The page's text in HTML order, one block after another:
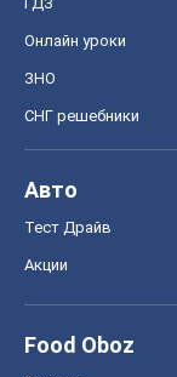
Онлайн уроки
ЗНО
СНГ решебники
Авто
Тест Драйв
Акции
Food Oboz